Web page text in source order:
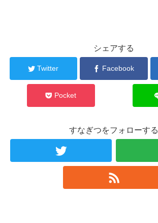
シェアする
Twitter Facebook
Pocket
すなぎつをフォローする